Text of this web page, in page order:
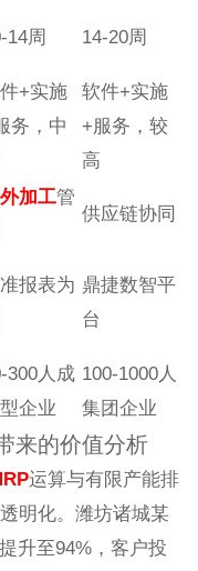
14周 14-20周
+实施
务，中
软件+实施
+服务，较
高
加工管
供应链协同
报表为 鼎捷数智平
台
300人成
企业
100-1000人
集团企业
来的价值分析
运算与有限产能排
明化。潍坊诸城某
升至94%，客户投